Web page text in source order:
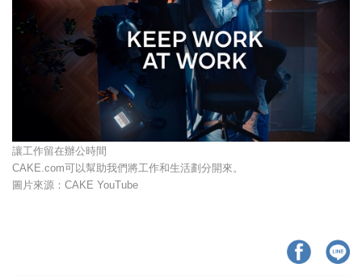
讓工作留在辦公時間
CAKE.com可以幫助我們將工作和生活劃分開來。
圖片來源：CAKE YouTube